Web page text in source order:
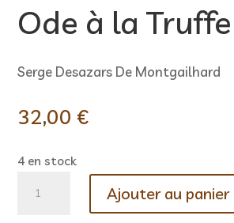
Ode à la Truffe
Serge Desazars De Montgailhard
32,00 €
4 en stock
Ajouter au panier